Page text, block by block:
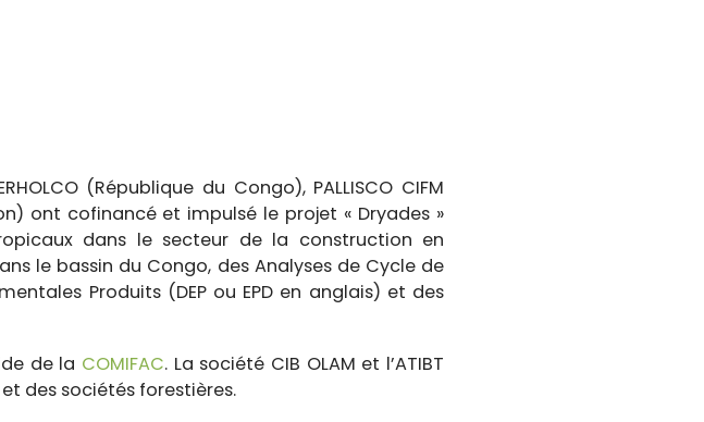
(République du Congo), PALLISCO CIFM
ont cofinancé et impulsé le projet « Dryades »
dans le secteur de la construction en
le bassin du Congo, des Analyses de Cycle de
Produits (DEP ou EPD en anglais) et des
de la COMIFAC. La société CIB OLAM et l’ATIBT
des sociétés forestières.